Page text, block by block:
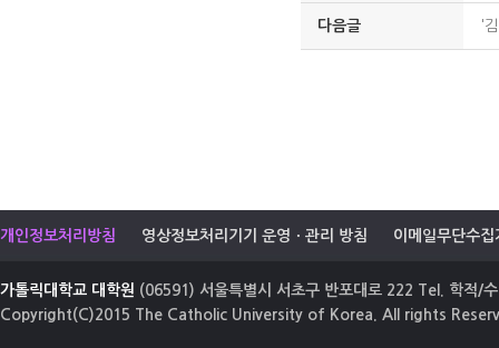
다음글 '
개인정보처리방침 영상정보처리기기 운영ㆍ관리 방침 이메일무단수집
가톨릭대학교 대학원 (06591) 서울특별시 서초구 반포대로 222 Tel. 학적/
Copyright(C)2015 The Catholic University of Korea. All rights